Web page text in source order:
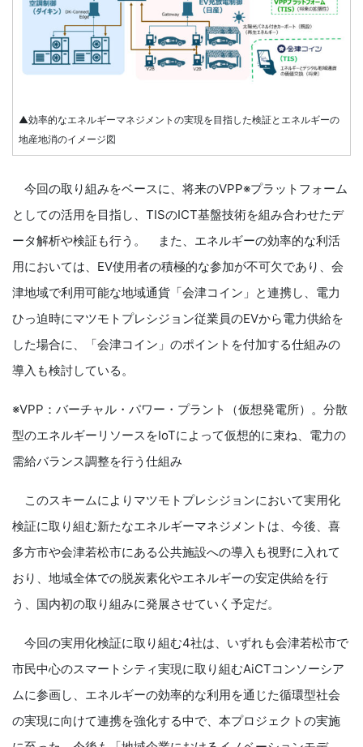
▲効率的なエネルギーマネジメントの実現を目指した検証とエネルギーの
地産地消のイメージ図
今回の取り組みをベースに、将来のVPP※プラットフォーム
としての活用を目指し、TISのICT基盤技術を組み合わせたデ
ータ解析や検証も行う。 また、エネルギーの効率的な利活
用においては、EV使用者の積極的な参加が不可欠であり、会
津地域で利用可能な地域通貨「会津コイン」と連携し、電力
ひっ迫時にマツモトプレシジョン従業員のEVから電力供給を
した場合に、「会津コイン」のポイントを付加する仕組みの
導入も検討している。
※VPP：バーチャル・パワー・プラント（仮想発電所）。分散
型のエネルギーリソースをIoTによって仮想的に束ね、電力の
需給バランス調整を行う仕組み
このスキームによりマツモトプレシジョンにおいて実用化
検証に取り組む新たなエネルギーマネジメントは、今後、喜
多方市や会津若松市にある公共施設への導入も視野に入れて
おり、地域全体での脱炭素化やエネルギーの安定供給を行
う、国内初の取り組みに発展させていく予定だ。
今回の実用化検証に取り組む4社は、いずれも会津若松市で
市民中心のスマートシティ実現に取り組むAiCTコンソーシア
ムに参画し、エネルギーの効率的な利用を通じた循環型社会
の実現に向けて連携を強化する中で、本プロジェクトの実施